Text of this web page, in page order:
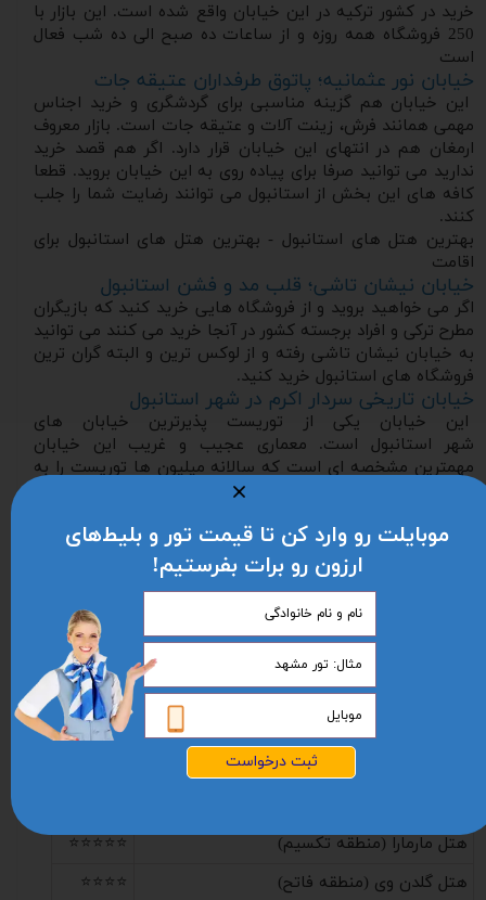
خرید در کشور ترکیه در این خیابان واقع شده است. این بازار با
250 فروشگاه همه روزه و از ساعات ده صبح الی ده شب فعال
است
خیابان نور عثمانیه؛ پاتوق طرفداران عتیقه جات
این خیابان هم گزینه مناسبی برای گردشگری و خرید اجناس
مهمی همانند فرش، زینت آلات و عتیقه جات است. بازار معروف
ارمغان هم در انتهای این خیابان قرار دارد. اگر هم قصد خرید
ندارید می توانید صرفا برای پیاده روی به این خیابان بروید. قطعا
کافه های این بخش از استانبول می توانند رضایت شما را جلب
کنند.
بهترین هتل های استانبول - بهترین هتل های استانبول برای
اقامت
خیابان نیشان تاشی؛ قلب مد و فشن استانبول
اگر می خواهید بروید و از فروشگاه هایی خرید کنید که بازیگران
مطرح ترکی و افراد برجسته کشور در آنجا خرید می کنند می توانید
به خیابان نیشان تاشی رفته و از لوکس ترین و البته گران ترین
فروشگاه های استانبول خرید کنید.
خیابان تاریخی سردار اکرم در شهر استانبول
این خیابان یکی از توریست پذیرترین خیابان های
شهر استانبول است. معماری عجیب و غریب این خیابان
مهمترین مشخصه ای است که سالانه میلیون ها توریست را به
سمت این منطقه می کشاند. در این بخش از ترکیه قرار نیست
مجللی وجود داشته باشد، اما می توانید یک طراحی منحصر به
سردار اکرم بازدید کنید. شما می توانید برای گشت و گذار دقیق تر
از نقشه آنلاین ترکیه نیز استفاده کنید.
هتل های معروف شهر استانبول کدامند؟
هتل دیوان استانبول (منطقه تکسیم)
⭐⭐⭐⭐⭐
هتل شانگری لا بسفوروس (منطقه بشیکتاش)
⭐⭐⭐⭐⭐
هتل رافلز (منطقه بشیکتاش)
هتل مارمارا (منطقه تکسیم)
⭐⭐⭐⭐⭐
هتل گلدن وی (منطقه فاتح)
⭐⭐⭐⭐
ثبت درخواست
موبایلت رو وارد کن تا قیمت تور و بلیط‌های
ارزون رو برات بفرستیم!